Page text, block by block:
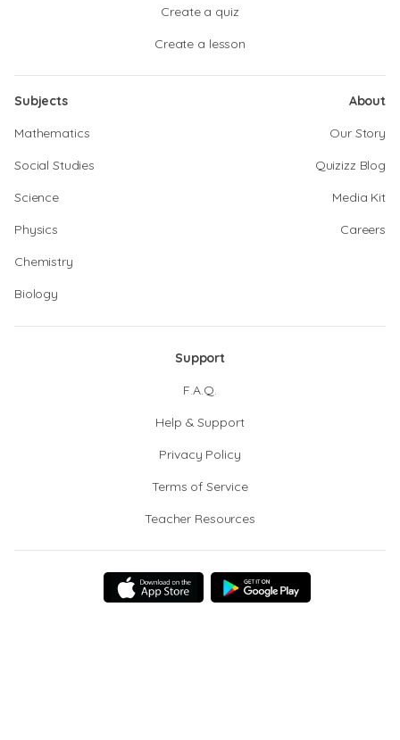
Create a quiz
Create a lesson
Subjects
Mathematics
Social Studies
Science
Physics
Chemistry
Biology
About
Our Story
Quizizz Blog
Media Kit
Careers
Support
F.A.Q.
Help & Support
Privacy Policy
Terms of Service
Teacher Resources